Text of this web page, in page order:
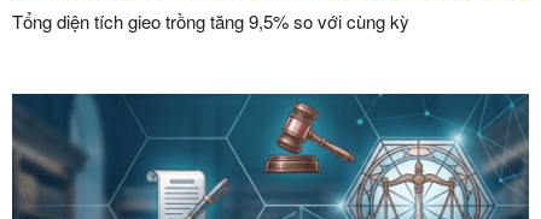
Tổng diện tích gieo trồng tăng 9,5% so với cùng kỳ